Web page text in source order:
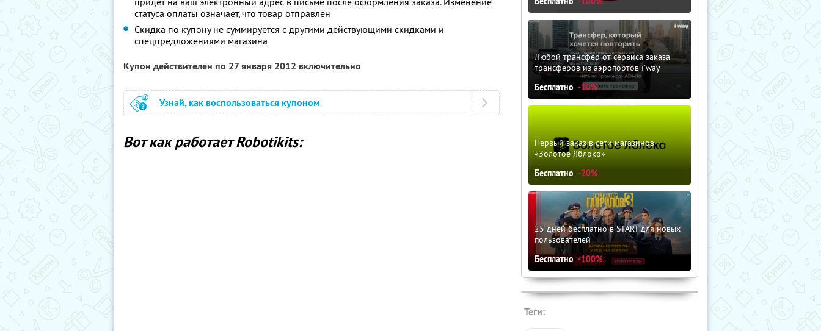
статуса оплаты означает, что товар отправлен
Скидка по купону не суммируется с другими действующими скидками и
спецпредложениями магазина
Купон действителен по 27 января 2012 включительно
Узнай, как воспользоваться купоном
Вот как работает Robotikits:
Любой трансфер от сервиса заказа
трансферов из аэропортов i'way
Бесплатно -10%
Первый заказ в сети магазинов
«Золотое Яблоко»
Бесплатно -20%
25 дней бесплатно в START для новых
пользователей
Бесплатно -100%
Теги: